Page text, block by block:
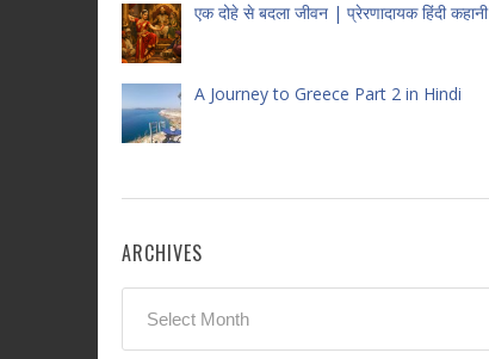
एक दोहे से बदला जीवन | प्रेरणादायक हिंदी कहानी
A Journey to Greece Part 2 in Hindi
ARCHIVES